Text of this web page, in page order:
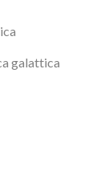
galattica